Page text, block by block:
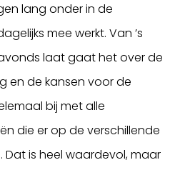
lang onder in de
mee werkt. Van ’s
laat gaat het over de
en de kansen voor de
bij met alle
die er op de verschillende
is heel waardevol, maar